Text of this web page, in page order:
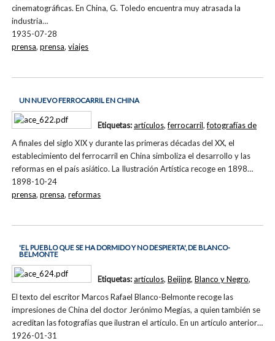
cinematográficas. En China, G. Toledo encuentra muy atrasada la
industria…
1935-07-28
prensa,prensa,viajes
UN NUEVO FERROCARRIL EN CHINA
A finales del siglo XIX y durante las primeras décadas del XX, el
establecimiento del ferrocarril en China simboliza el desarrollo y las
reformas en el país asiático. La Ilustración Artística recoge en 1898…
1898-10-24
Etiquetas:artículos,ferrocarril,fotografías de
prensa,prensa,reformas
'EL PUEBLO QUE SE HA DORMIDO Y NO DESPIERTA', DE BLANCO-
BELMONTE
El texto del escritor Marcos Rafael Blanco-Belmonte recoge las
impresiones de China del doctor Jerónimo Megías, a quien también se
acreditan las fotografías que ilustran el artículo. En un artículo anterior…
1926-01-31
Etiquetas:artículos, Beijing, Blanco y Negro,